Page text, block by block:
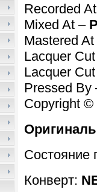
Recorded
Mixed At –
Mastered
Lacquer
Lacquer
Pressed
Copyright
Состояние
Конверт: